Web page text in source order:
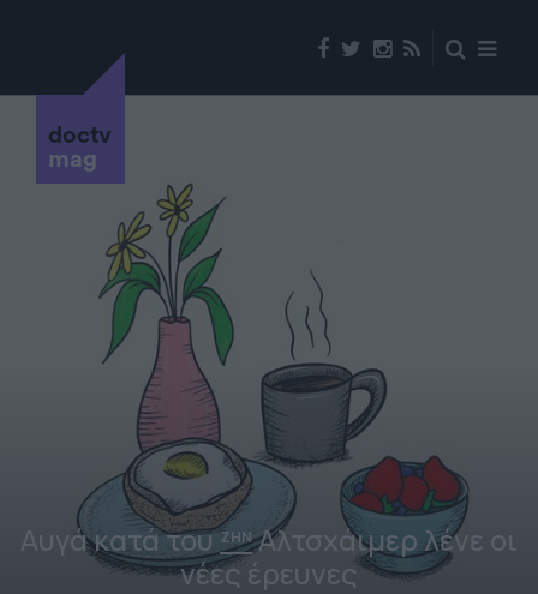
doctv
mag
Αυγά κατά τουΖΗΝΑλτσχάιμερ λένε οι
νέες έρευνες